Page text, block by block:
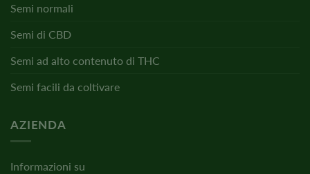
Semi normali
Semi di CBD
Semi ad alto contenuto di THC
Semi facili da coltivare
AZIENDA
Informazioni su